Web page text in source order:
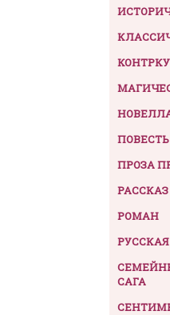
ПОВЕСТЬ
ПРОЗА
РАССКАЗ
РОМАН
САГА